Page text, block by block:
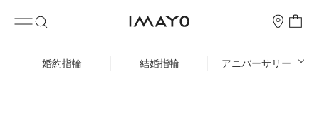
婚約指輪 結婚指輪 アニバーサリー